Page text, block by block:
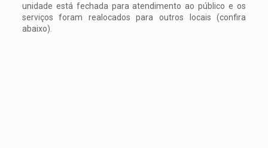
unidade está fechada para atendimento ao público e os
serviços foram realocados para outros locais (confira
abaixo).